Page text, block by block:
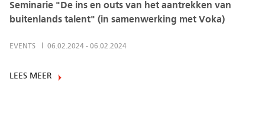
Seminarie "De ins en outs van het aantrekken van
buitenlands talent" (in samenwerking met Voka)
EVENTS 06.02.2024 - 06.02.2024
LEES MEER